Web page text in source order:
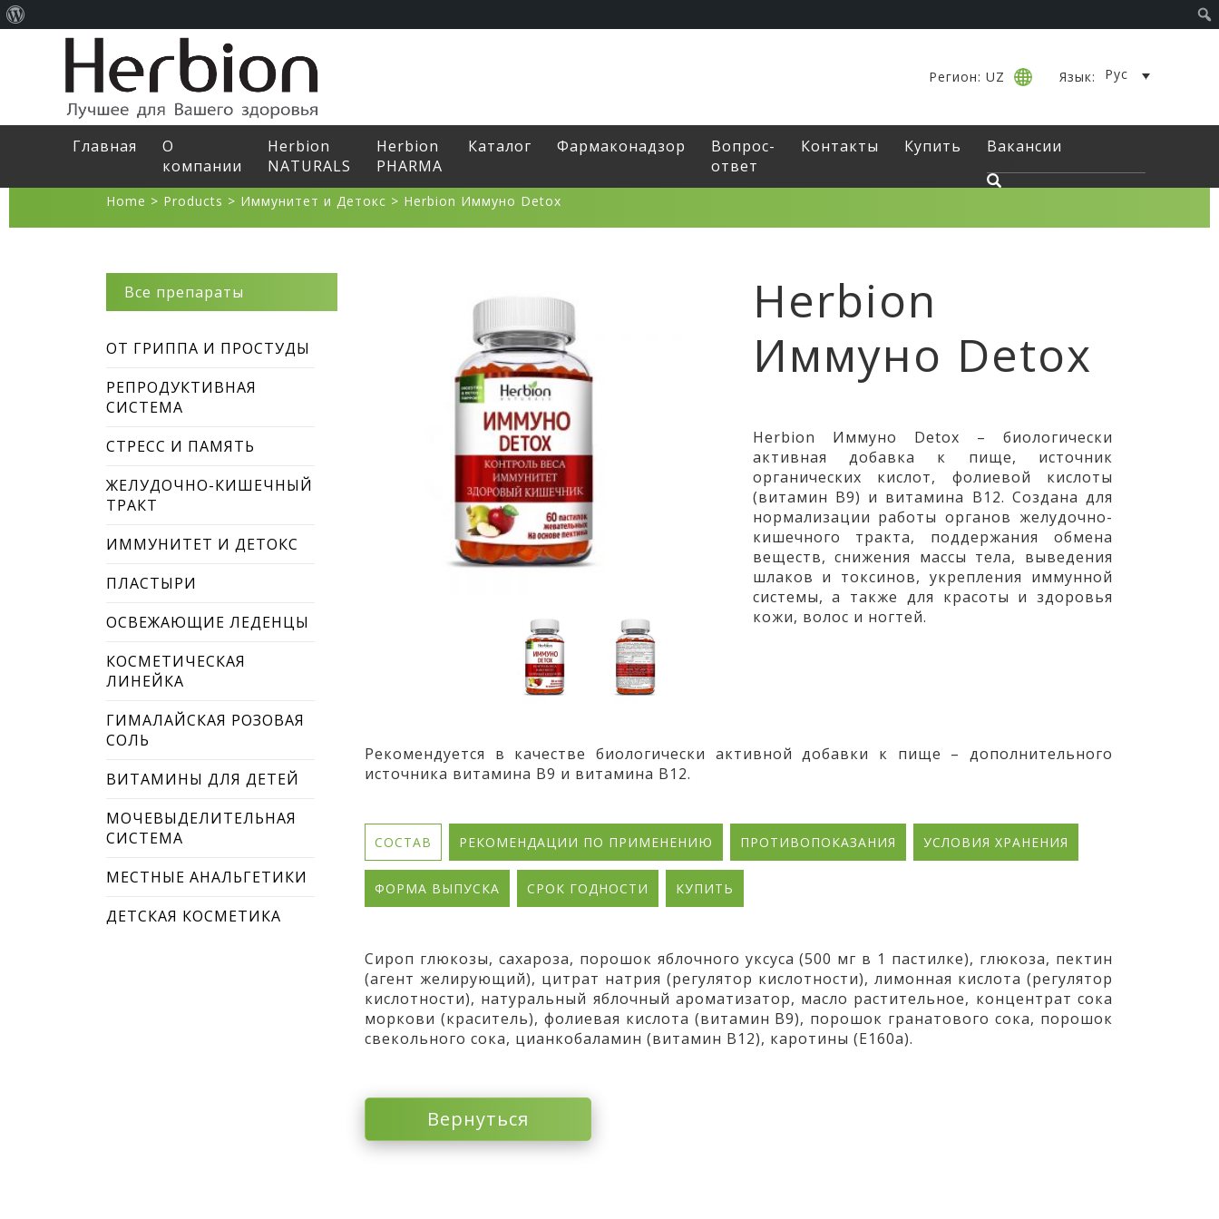
Регион: UZ Язык: Рус
Главная
О
компании
Herbion
NATURALS
Herbion
PHARMA
Каталог Фармаконадзор
Вопрос-
ответ
Контакты Купить Вакансии
Home > Products > Иммунитет и Детокс > Herbion Иммуно Detox
Все препараты
ОТ ГРИППА И ПРОСТУДЫ
РЕПРОДУКТИВНАЯ
СИСТЕМА
СТРЕСС И ПАМЯТЬ
ЖЕЛУДОЧНО-КИШЕЧНЫЙ
ТРАКТ
ИММУНИТЕТ И ДЕТОКС
ПЛАСТЫРИ
ОСВЕЖАЮЩИЕ ЛЕДЕНЦЫ
КОСМЕТИЧЕСКАЯ
ЛИНЕЙКА
ГИМАЛАЙСКАЯ РОЗОВАЯ
СОЛЬ
ВИТАМИНЫ ДЛЯ ДЕТЕЙ
МОЧЕВЫДЕЛИТЕЛЬНАЯ
СИСТЕМА
МЕСТНЫЕ АНАЛЬГЕТИКИ
ДЕТСКАЯ КОСМЕТИКА
Herbion
Иммуно Detox
Herbion Иммуно Detox – биологически
активная добавка к пище, источник
органических кислот, фолиевой кислоты
(витамин B9) и витамина B12. Создана для
нормализации работы органов желудочно-
кишечного тракта, поддержания обмена
веществ, снижения массы тела, выведения
шлаков и токсинов, укрепления иммунной
системы, а также для красоты и здоровья
кожи, волос и ногтей.
Рекомендуется в качестве биологически активной добавки к пище – дополнительного
источника витамина B9 и витамина B12.
СОСТАВ РЕКОМЕНДАЦИИ ПО ПРИМЕНЕНИЮ ПРОТИВОПОКАЗАНИЯ УСЛОВИЯ ХРАНЕНИЯ
ФОРМА ВЫПУСКА СРОК ГОДНОСТИ КУПИТЬ
Сироп глюкозы, сахароза, порошок яблочного уксуса (500 мг в 1 пастилке), глюкоза, пектин
(агент желирующий), цитрат натрия (регулятор кислотности), лимонная кислота (регулятор
кислотности), натуральный яблочный ароматизатор, масло растительное, концентрат сока
моркови (краситель), фолиевая кислота (витамин B9), порошок гранатового сока, порошок
свекольного сока, цианкобаламин (витамин B12), каротины (Е160a).
Вернуться
WordPress